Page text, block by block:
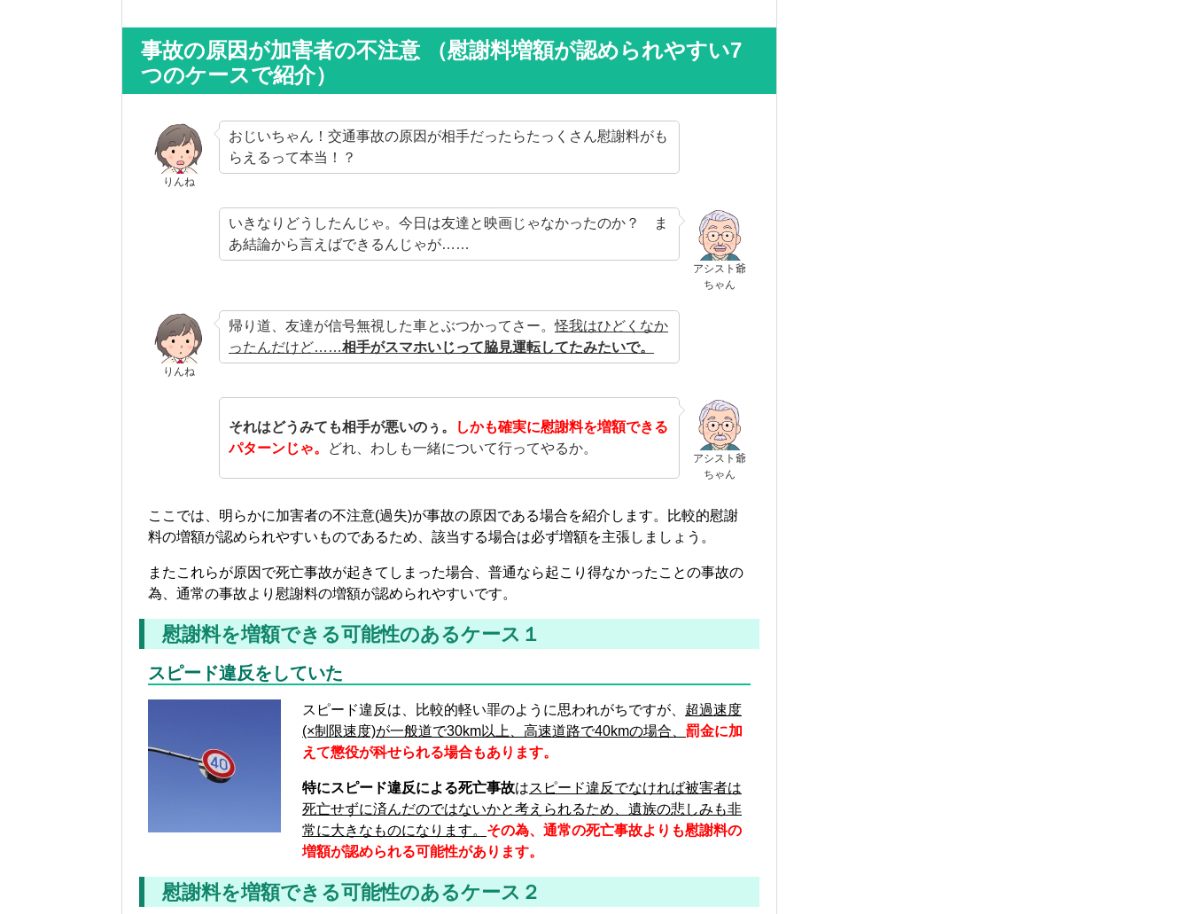
事故の原因が加害者の不注意 （慰謝料増額が認められやすい7
つのケースで紹介）
りんね
おじいちゃん！交通事故の原因が相手だったらたっくさん慰謝料がも
らえるって本当！？
アシスト爺
ちゃん
いきなりどうしたんじゃ。今日は友達と映画じゃなかったのか？ ま
あ結論から言えばできるんじゃが……
りんね
帰り道、友達が信号無視した車とぶつかってさー。怪我はひどくなか
ったんだけど……相手がスマホいじって脇見運転してたみたいで。
アシスト爺
ちゃん
それはどうみても相手が悪いのぅ。
しかも確実に慰謝料を増額できる
パターンじゃ。
どれ、わしも一緒について行ってやるか。
ここでは、明らかに加害者の不注意(過失)が事故の原因である場合を紹介します。比較的慰謝
料の増額が認められやすいものであるため、該当する場合は必ず増額を主張しましょう。
またこれらが原因で死亡事故が起きてしまった場合、普通なら起こり得なかったことの事故の
為、通常の事故より慰謝料の増額が認められやすいです。
慰謝料を増額できる可能性のあるケース１
スピード違反をしていた
スピード違反は、比較的軽い罪のように思われがちですが、 超過速度
(×制限速度)が一般道で30km以上、高速道路で40kmの場合、 罰金に加
えて懲役が科せられる場合もあります。
特にスピード違反による死亡事故はスピード違反でなければ被害者は
死亡せずに済んだのではないかと考えられるため、遺族の悲しみも非
常に大きなものになります。 その為、通常の死亡事故よりも慰謝料の
増額が認められる可能性があります。
慰謝料を増額できる可能性のあるケース２